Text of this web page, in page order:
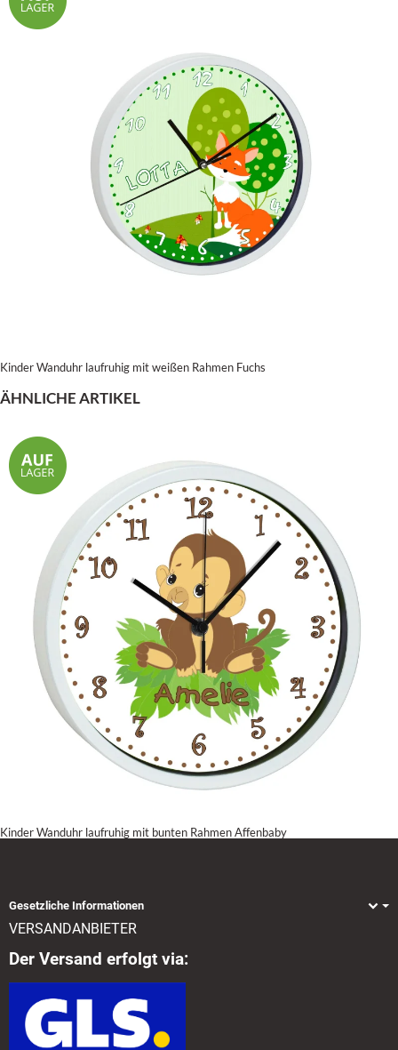
Kinder Wanduhr laufruhig mit weißen Rahmen Fuchs
ÄHNLICHE ARTIKEL
Kinder Wanduhr laufruhig mit bunten Rahmen Affenbaby
Gesetzliche Informationen
VERSANDANBIETER
Der Versand erfolgt via: